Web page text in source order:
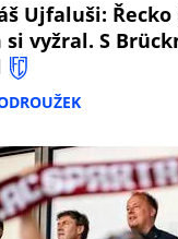
Ujfaluši:
si vyžral. S